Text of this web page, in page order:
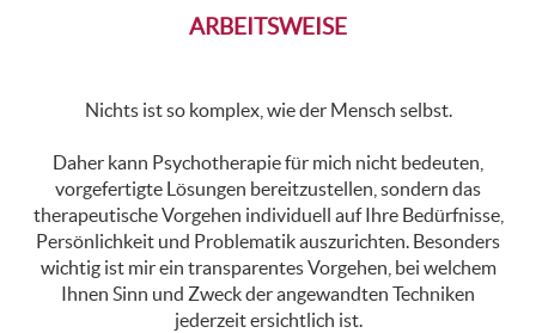
ARBEITSWEISE
Nichts ist so komplex, wie der Mensch selbst.
Daher kann Psychotherapie für mich nicht bedeuten,
vorgefertigte Lösungen bereitzustellen, sondern das
therapeutische Vorgehen individuell auf Ihre Bedürfnisse,
Persönlichkeit und Problematik auszurichten. Besonders
wichtig ist mir ein transparentes Vorgehen, bei welchem
Ihnen Sinn und Zweck der angewandten Techniken
jederzeit ersichtlich ist.